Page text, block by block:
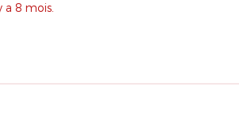
a 8 mois.